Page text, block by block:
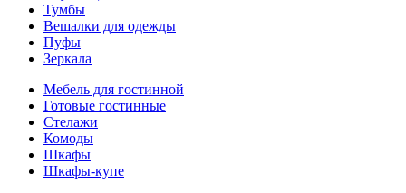
Тумбы
Вешалки для одежды
Пуфы
Зеркала
Мебель для гостинной
Готовые гостинные
Стелажи
Комоды
Шкафы
Шкафы-купе